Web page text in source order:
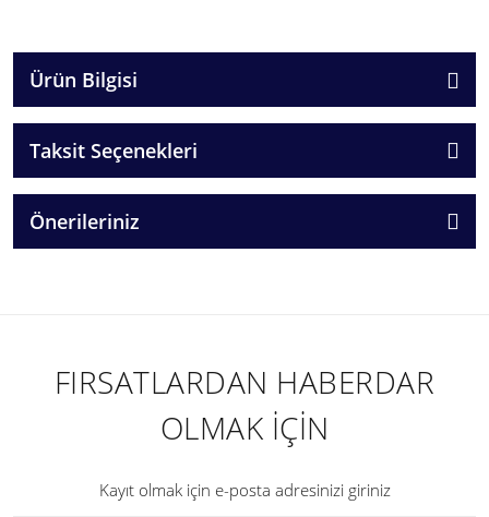
Ürün Bilgisi
Taksit Seçenekleri
Önerileriniz
FIRSATLARDAN HABERDAR
OLMAK İÇİN